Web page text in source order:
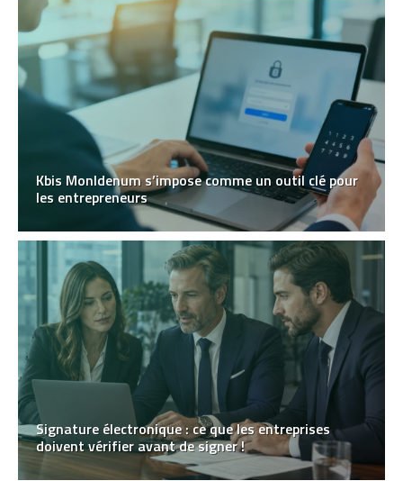
Kbis MonIdenum s’impose comme un outil clé pour
les entrepreneurs
Signature électronique : ce que les entreprises
doivent vérifier avant de signer !